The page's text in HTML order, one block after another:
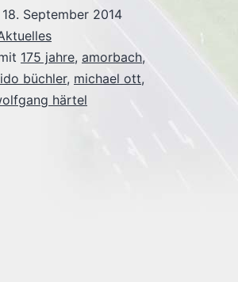
18. September 2014
175 jahre, amorbach,
büchler, michael ott,
härtel